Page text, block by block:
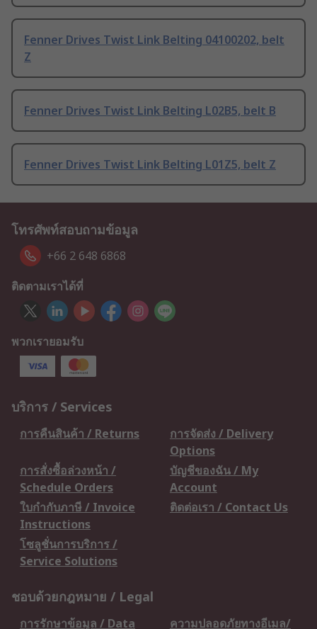
Fenner Drives Twist Link Belting 04100202, belt
Z
Fenner Drives Twist Link Belting L02B5, belt B
Fenner Drives Twist Link Belting L01Z5, belt Z
โทรศัพท์สอบถามข้อมูล
+66 2 648 6868
ติดตามเราได้ที่
พวกเรายอมรับ
บริการ / Services
การคืนสินค้า / Returns
การจัดส่ง / Delivery
Options
การสั่งซื้อล่วงหน้า /
Schedule Orders
บัญชีของฉัน / My
Account
ใบกำกับภาษี / Invoice
Instructions
ติดต่อเรา / Contact Us
โซลูชั่นการบริการ /
Service Solutions
ชอบด้วยกฎหมาย / Legal
การรักษาข้อมูล / Data ความปลอดภัยทางอีเมล/